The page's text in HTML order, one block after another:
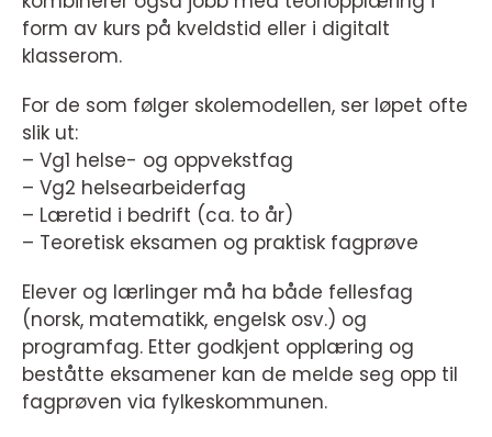
form av kurs på kveldstid eller i digitalt
klasserom.
For de som følger skolemodellen, ser løpet ofte
slik ut:
– Vg1 helse- og oppvekstfag
– Vg2 helsearbeiderfag
– Læretid i bedrift (ca. to år)
– Teoretisk eksamen og praktisk fagprøve
Elever og lærlinger må ha både fellesfag
(norsk, matematikk, engelsk osv.) og
programfag. Etter godkjent opplæring og
beståtte eksamener kan de melde seg opp til
fagprøven via fylkeskommunen.